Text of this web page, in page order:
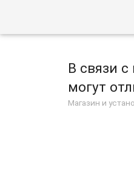
В связи
могут
Магазин и